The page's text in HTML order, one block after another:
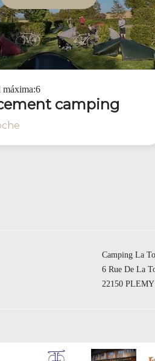
máxima:6
camping
Camping La
6 Rue De La
22150